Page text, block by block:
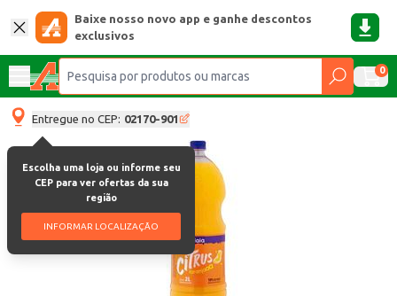
Baixe nosso novo app e ganhe descontos
exclusivos
0
Entregue no CEP: 02170-901
Escolha uma loja ou informe seu
CEP para ver ofertas da sua
região
INFORMAR LOCALIZAÇÃO